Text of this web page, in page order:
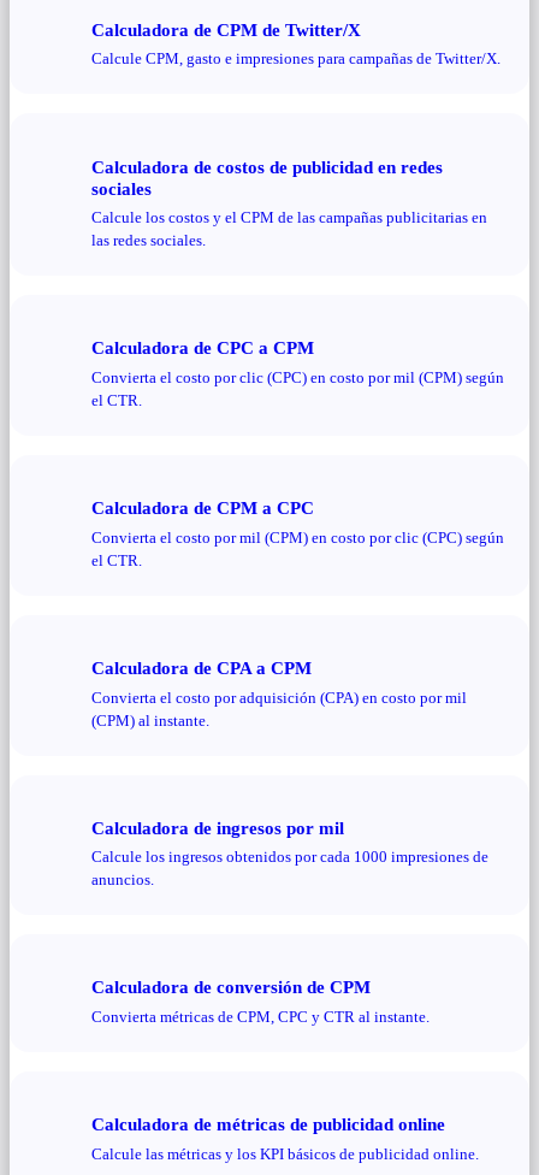
Calculadora de CPM de Twitter/X
Calcule CPM, gasto e impresiones para campañas de Twitter/X.
Calculadora de costos de publicidad en redes
sociales
Calcule los costos y el CPM de las campañas publicitarias en
las redes sociales.
Calculadora de CPC a CPM
Convierta el costo por clic (CPC) en costo por mil (CPM) según
el CTR.
Calculadora de CPM a CPC
Convierta el costo por mil (CPM) en costo por clic (CPC) según
el CTR.
Calculadora de CPA a CPM
Convierta el costo por adquisición (CPA) en costo por mil
(CPM) al instante.
Calculadora de ingresos por mil
Calcule los ingresos obtenidos por cada 1000 impresiones de
anuncios.
Calculadora de conversión de CPM
Convierta métricas de CPM, CPC y CTR al instante.
Calculadora de métricas de publicidad online
Calcule las métricas y los KPI básicos de publicidad online.